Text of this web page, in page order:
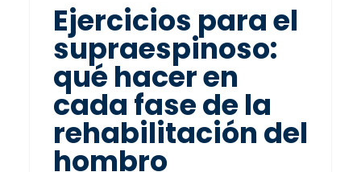
Ejercicios para el
supraespinoso:
qué hacer en
cada fase de la
rehabilitación del
hombro